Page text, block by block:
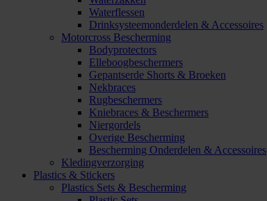
Waterflessen
Drinksysteemonderdelen & Accessoires
Motorcross Bescherming
Bodyprotectors
Elleboogbeschermers
Gepantserde Shorts & Broeken
Nekbraces
Rugbeschermers
Kniebraces & Beschermers
Niergordels
Overige Bescherming
Bescherming Onderdelen & Accessoires
Kledingverzorging
Plastics & Stickers
Plastics Sets & Bescherming